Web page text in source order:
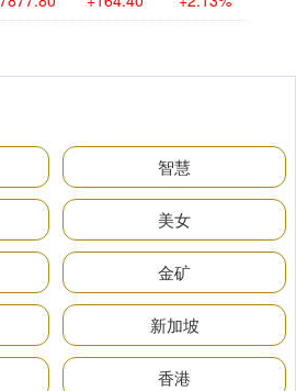
智慧
美女
金矿
新加坡
香港